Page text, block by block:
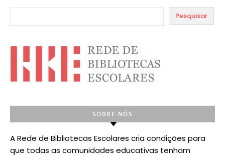
Pesquisar
SOBRE NÓS
A Rede de Bibliotecas Escolares cria condições para
que todas as comunidades educativas tenham